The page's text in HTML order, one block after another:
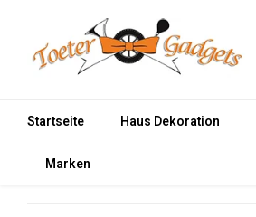
Startseite Haus Dekoration
Marken